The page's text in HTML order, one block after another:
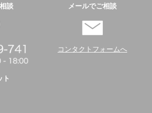
談 メールでご相談
コンタクトフォームへ
ト